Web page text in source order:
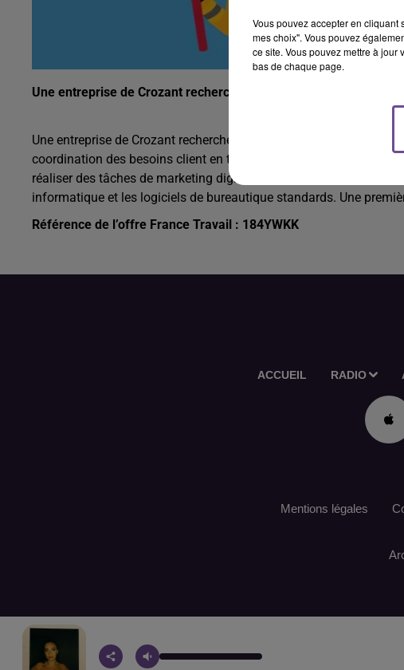
Une entreprise de Crozant recherche un conseiller clientèle (H/F).
Une entreprise de Crozant recherche un conseiller clientèle (H/F).
coordination des besoins client en termes de développement),
réaliser des tâches de marketing digital. Vous avez le sens de
informatique et les logiciels de bureautique standards. Une
Référence de l’offre France Travail : 184YWKK
ACCUEIL RADIO
Mentions légales
Vous pouvez accepter en cliquant
mes choix". Vous pouvez
ce site. Vous pouvez mettre à jour
bas de chaque page.